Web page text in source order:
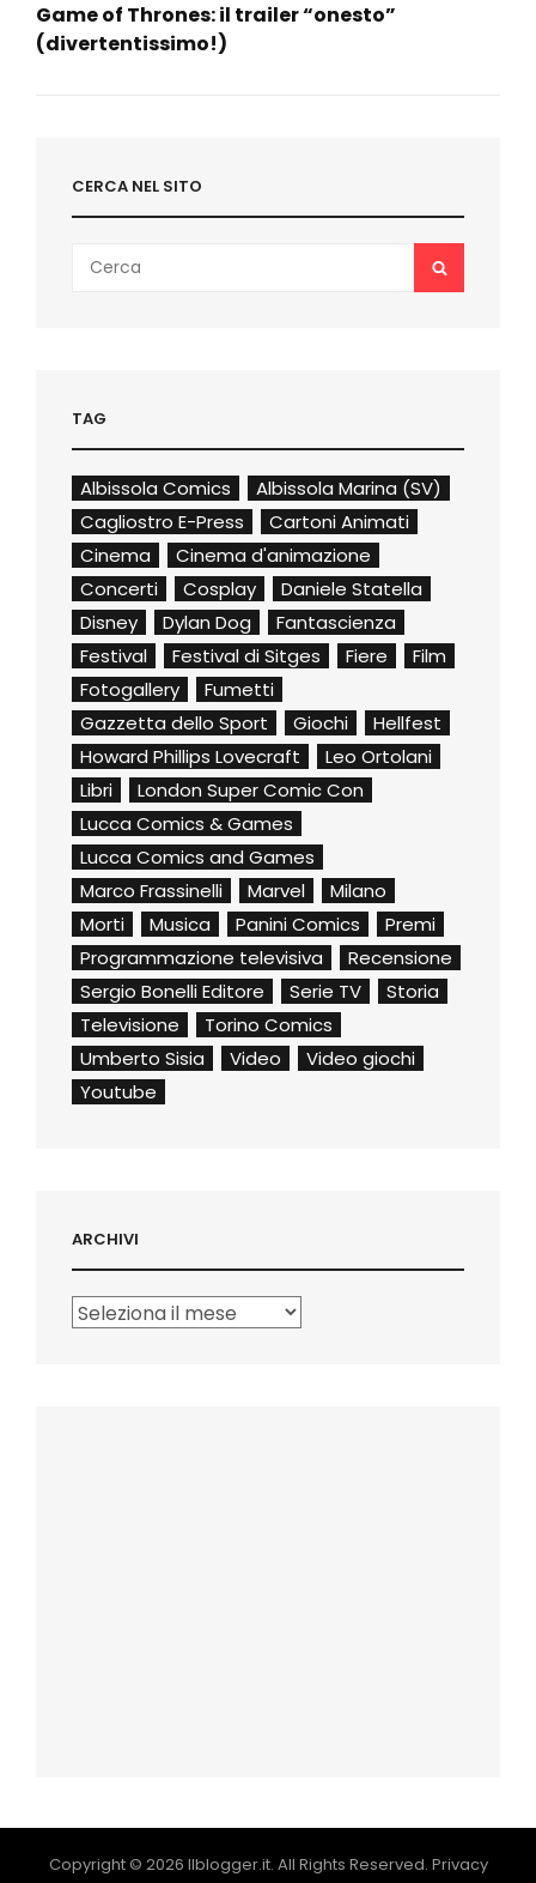
Game of Thrones: il trailer “onesto”
(divertentissimo!)
CERCA NEL SITO
for:
SEARCH
TAG
Albissola Comics
Albissola Marina (SV)
Cagliostro E-Press
Cartoni Animati
Cinema
Cinema d'animazione
Concerti
Cosplay
Daniele Statella
Disney
Dylan Dog
Fantascienza
Festival
Festival di Sitges Fiere
Film
Fotogallery
Fumetti
Gazzetta dello Sport
Giochi
Hellfest
Howard Phillips Lovecraft
Leo Ortolani
Libri
London Super Comic Con
Lucca Comics & Games
Lucca Comics and Games
Marco Frassinelli
Marvel
Milano
Morti
Musica Panini Comics
Premi
Programmazione televisiva
Recensione
Sergio Bonelli Editore
Serie TV
Storia
Televisione
Torino Comics
Umberto Sisia
Video
Video giochi
Youtube
ARCHIVI
Archivi
Copyright © 2026 Ilblogger.it. All Rights Reserved. Privacy